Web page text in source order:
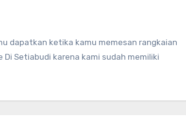
Di Setiabudi karena kami sudah memiliki